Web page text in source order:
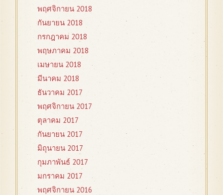
พฤศจิกายน 2018
กันยายน 2018
กรกฎาคม 2018
พฤษภาคม 2018
เมษายน 2018
มีนาคม 2018
ธันวาคม 2017
พฤศจิกายน 2017
ตุลาคม 2017
กันยายน 2017
มิถุนายน 2017
กุมภาพันธ์ 2017
มกราคม 2017
พฤศจิกายน 2016